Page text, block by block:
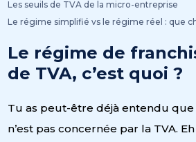
Les seuils de TVA de la micro-entreprise
Le régime simplifié vs le régime réel : que
Le régime de
de TVA, c’est quoi ?
Tu as peut-être déjà entendu
n’est pas concernée par la TVA.